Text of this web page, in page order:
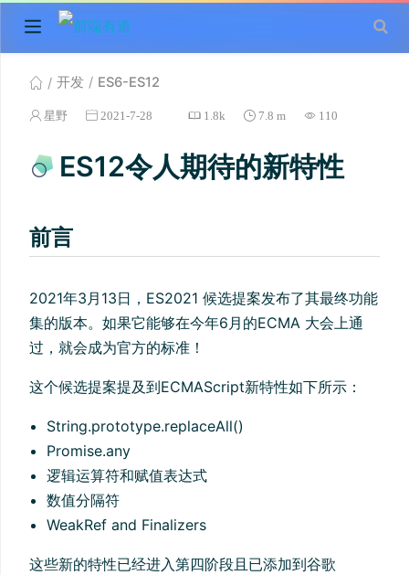
开发 ES6-ES12
星野 2021-7-28 1.8k 7.8 m 110
ES12令人期待的新特性
前言
2021年3月13日，ES2021 候选提案发布了其最终功能
集的版本。如果它能够在今年6月的ECMA 大会上通
过，就会成为官方的标准！
这个候选提案提及到ECMAScript新特性如下所示：
String.prototype.replaceAll()
Promise.any
逻辑运算符和赋值表达式
数值分隔符
WeakRef and Finalizers
这些新的特性已经进入第四阶段且已添加到谷歌